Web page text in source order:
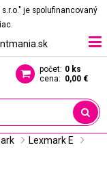
je spolufinancovaný
počet: 0 ks
cena: 0,00 €
Lexmark E